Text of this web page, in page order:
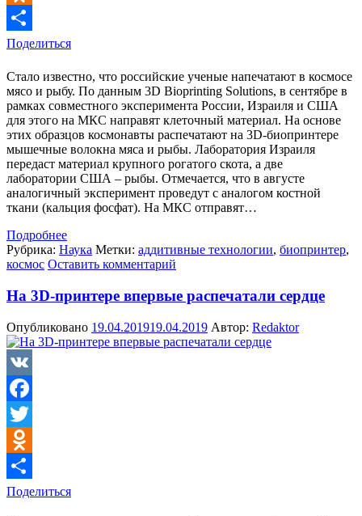
Odnoklassniki
Поделиться
Стало известно, что российские ученые напечатают в космосе
мясо и рыбу. По данным 3D Bioprinting Solutions, в сентябре в
рамках совместного эксперимента России, Израиля и США
для этого на МКС направят клеточный материал. На основе
этих образцов космонавты распечатают на 3D-биопринтере
мышечные волокна мяса и рыбы. Лаборатория Израиля
передаст материал крупного рогатого скота, а две
лаборатории США – рыбы. Отмечается, что в августе
аналогичный эксперимент проведут с аналогом костной
ткани (кальция фосфат). На МКС отправят…
Подробнее
Рубрика: Наука Метки: аддитивные технологии, биопринтер,
космос Оставить комментарий
На 3D-принтере впервые распечатали сердце
Опубликовано 19.04.201919.04.2019 Автор: Redaktor
VK
Facebook
Twitter
Odnoklassniki
Поделиться